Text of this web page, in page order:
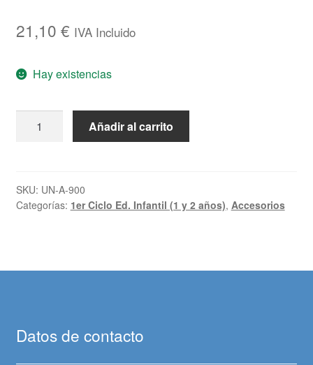
21,10 € IVA Incluido
Hay existencias
cantidad
Añadir al carrito
SKU: UN-A-900
Categorías: 1er Ciclo Ed. Infantil (1 y 2 años), Accesorios
Datos de contacto